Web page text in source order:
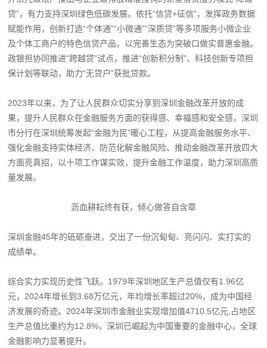
贷”，有力支持深圳绿色低碳发展。依托“信贷+征信”，发挥政务数据
赋能作用，创新打造“个体通”“小微通”“深质贷”等多项服务小微企业
及个体工商户的特色信贷产品，以完善生态为突破口做实普惠金融。
政银担协同推进“跨越贷”试点，推进“创新积分制”、科技创新专项担
保计划等联动，助力“无贷户”获批贷款。
2023年以来，为了让人民群众切实分享到深圳金融改革开放的成
果，提升人民群众在金融服务方面的获得感、幸福感和安全感，深圳
市分行在深圳统筹发起“金融为民”暖心工程，从提高金融服务水平、
强化金融支持实体经济、防范化解金融风险、推动金融改革开放四大
方面亮真招，以十项工作谋实效，提升金融工作温度，助力深圳高质
量发展。
沥血耕耘终有获，倾心做答自含章
深圳金融45年的砥砺奋进，交出了一份沉甸甸、亮闪闪、实打实的
成绩单。
综合实力实现历史性飞跃。1979年深圳地区生产总值仅有1.96亿
元，2024年增长到3.68万亿元，年均增长率超过20%，成为中国经
济发展的奇迹。2024年深圳市金融业实现增加值4710.5亿元,占地区
生产总值比重约为12.8%，深圳已崛起为中国重要的金融中心，全球
金融影响力显著提升。